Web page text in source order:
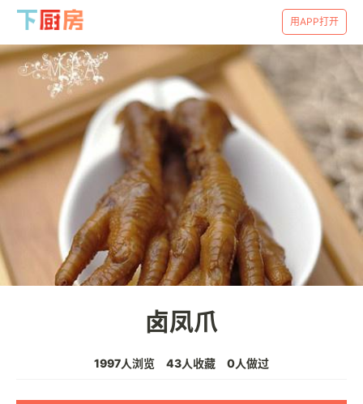
用APP打开
卤凤爪
1997人浏览 43人收藏 0人做过